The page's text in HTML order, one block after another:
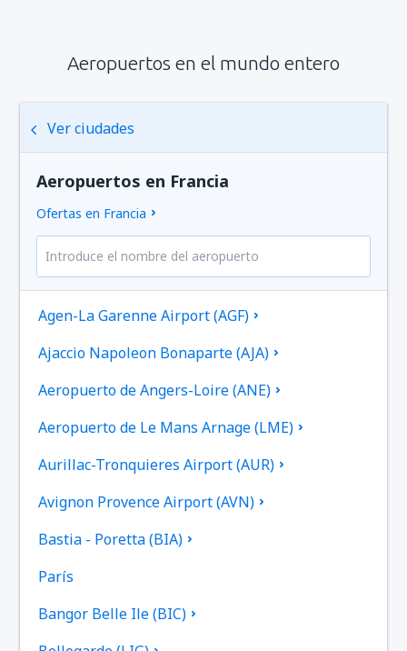
Aeropuertos en el mundo entero
Ver ciudades
Aeropuertos en Francia
Ofertas en Francia
Agen-La Garenne Airport (AGF)
Ajaccio Napoleon Bonaparte (AJA)
Aeropuerto de Angers-Loire (ANE)
Aeropuerto de Le Mans Arnage (LME)
Aurillac-Tronquieres Airport (AUR)
Avignon Provence Airport (AVN)
Bastia - Poretta (BIA)
París
Bangor Belle Ile (BIC)